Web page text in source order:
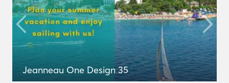
Jeanneau One Design 35